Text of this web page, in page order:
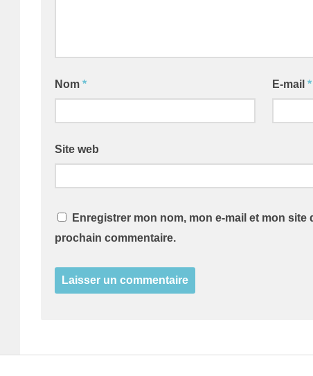
Nom * E-mail*
Site web
Enregistrer mon nom, mon e-mail et mon
prochain commentaire.